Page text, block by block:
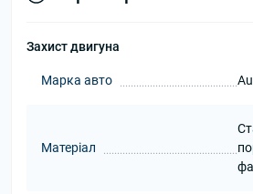
Захист двигуна
Марка авто
Матеріал